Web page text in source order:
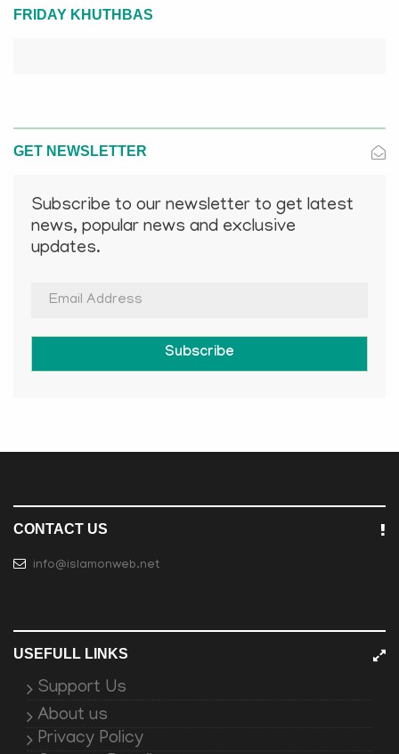
FRIDAY KHUTHBAS
GET NEWSLETTER
Subscribe to our newsletter to get latest
news, popular news and exclusive
updates.
Subscribe
CONTACT US
info@islamonweb.net
USEFULL LINKS
Support Us
About us
Privacy Policy